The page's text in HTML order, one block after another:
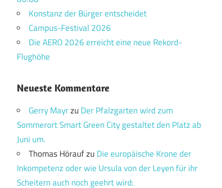
Konstanz der Bürger entscheidet
Campus-Festival 2026
Die AERO 2026 erreicht eine neue Rekord-
Flughöhe
Neueste Kommentare
Gerry Mayrzu Der Pfalzgarten wird zum
Sommerort Smart Green City gestaltet den Platz ab
Juni um.
Thomas Höraufzu Die europäische Krone der
Inkompetenz oder wie Ursula von der Leyen für ihr
Scheitern auch noch geehrt wird: